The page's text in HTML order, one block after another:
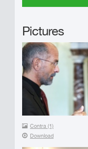
Pictures
Contra (1)
Download